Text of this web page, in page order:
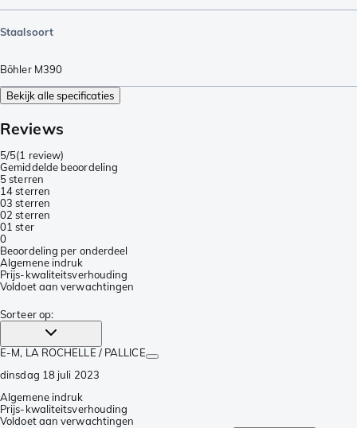
Staalsoort
Böhler M390
Bekijk alle specificaties
Reviews
5/5(1 review)
Gemiddelde beoordeling
5 sterren
14 sterren
03 sterren
02 sterren
01 ster
0
Beoordeling per onderdeel
Algemene indruk
Prijs-kwaliteitsverhouding
Voldoet aan verwachtingen
Sorteer op:
E-M, LA ROCHELLE / PALLICE
dinsdag 18 juli 2023
Algemene indruk
Prijs-kwaliteitsverhouding
Voldoet aan verwachtingen